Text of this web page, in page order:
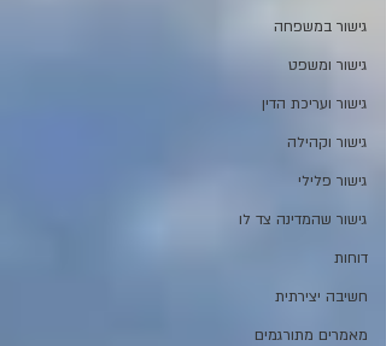
גישור במשפחה
גישור ומשפט
גישור ועריכת הדין
גישור וקהילה
גישור פלילי
גישור שהמדינה צד לו
דוחות
חשיבה יצירתית
מאמרים מתורגמים